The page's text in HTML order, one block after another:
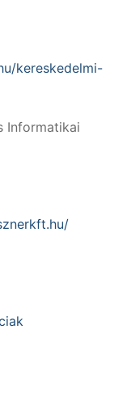
kereskedelmi-
Informatikai